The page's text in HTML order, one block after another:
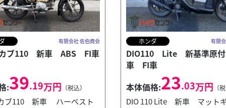
有限会社 佐伯商会
ブ110 新車 ABS FI車
:39.19万円 （税込）
ブ110 新車 ハーベスト
ホンダ 有限
DIO110 Lite 新基準原
車 FI車
本体価格:23.03万円 （
DIO 110 Lite 新車 マット